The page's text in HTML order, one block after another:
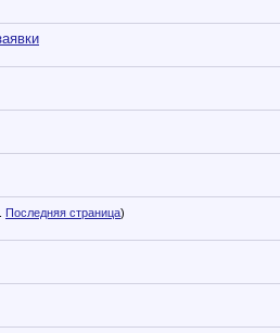
Последняя страница)